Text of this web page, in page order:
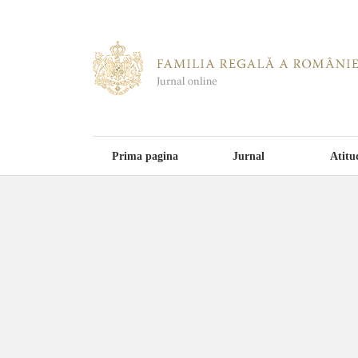
Prima pagina Jurnal